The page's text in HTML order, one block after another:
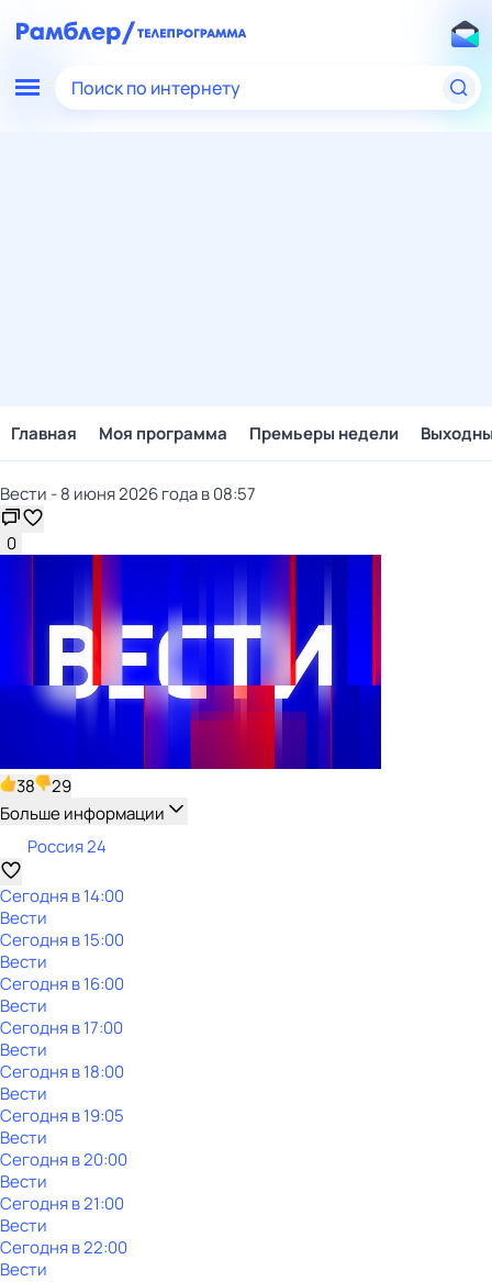
Поиск по интернету
Главная Моя программа Премьеры недели
Вести - 8 июня 2026 года в 08:57
0
38
29
Больше информации
Россия 24
Сегодня в 14:00
Вести
Сегодня в 15:00
Вести
Сегодня в 16:00
Вести
Сегодня в 17:00
Вести
Сегодня в 18:00
Вести
Сегодня в 19:05
Вести
Сегодня в 20:00
Вести
Сегодня в 21:00
Вести
Сегодня в 22:00
Вести